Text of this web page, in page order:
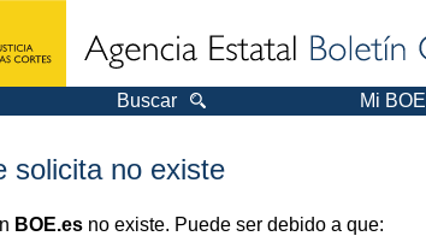
Buscar Mi BOE
solicita no existe
BOE.es no existe. Puede ser debido a que: